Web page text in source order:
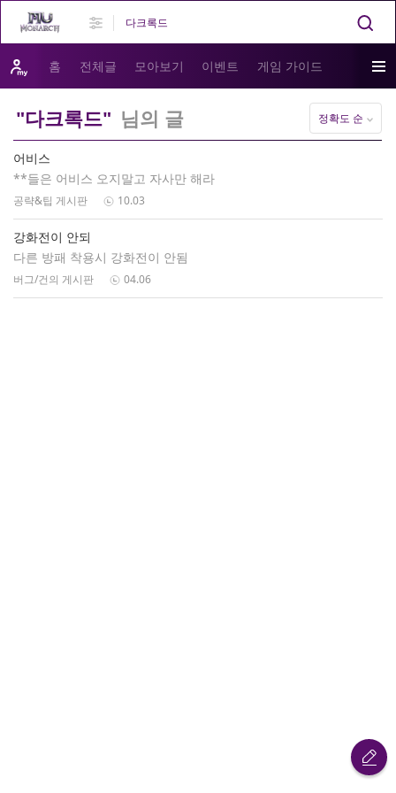
홈 전체글 모아보기 이벤트 게임 가이드
"다크록드" 님의 글 정확도 순
어비스
**들은 어비스 오지말고 자사만 해라
공략&팁 게시판 10.03
강화전이 안되
다른 방패 착용시 강화전이 안됨
버그/건의 게시판 04.06